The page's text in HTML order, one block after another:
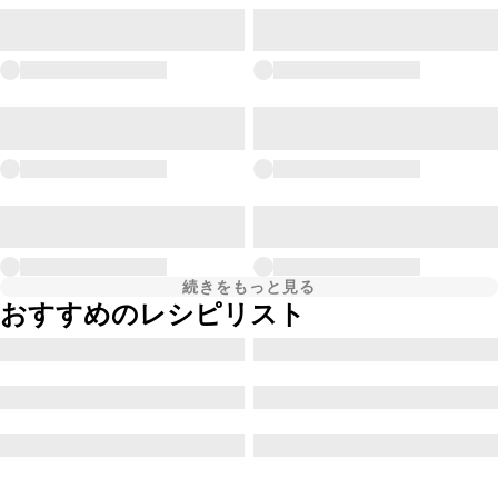
続きをもっと見る
おすすめのレシピリスト